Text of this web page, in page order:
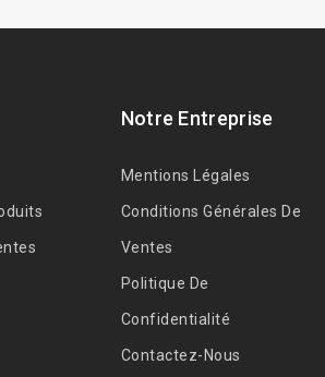
Notre Entreprise
Mentions Légales
Conditions Générales De
Ventes
Politique De
Confidentialité
Contactez-Nous